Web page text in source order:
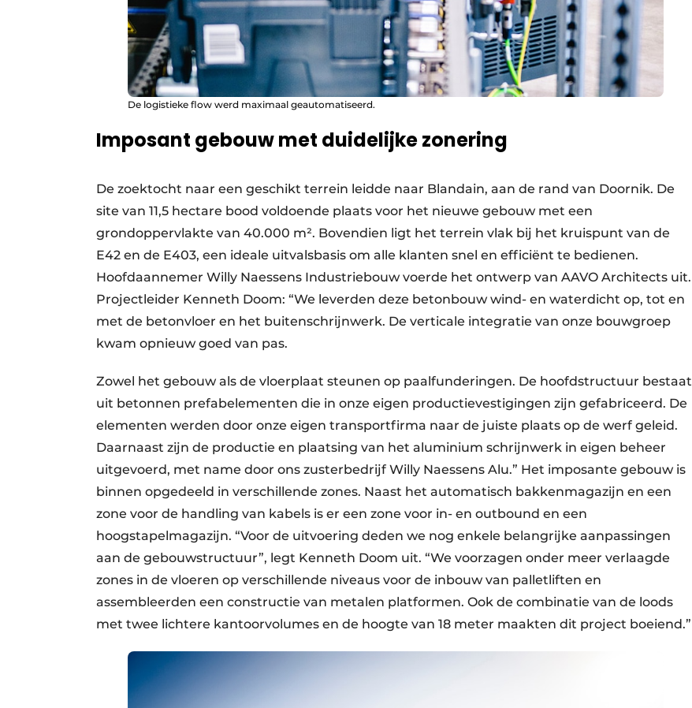
De logistieke flow werd maximaal geautomatiseerd.
Imposant gebouw met duidelijke zonering
De zoektocht naar een geschikt terrein leidde naar Blandain, aan de rand van Doornik. De
site van 11,5 hectare bood voldoende plaats voor het nieuwe gebouw met een
grondoppervlakte van 40.000 m². Bovendien ligt het terrein vlak bij het kruispunt van de
E42 en de E403, een ideale uitvalsbasis om alle klanten snel en efficiënt te bedienen.
Hoofdaannemer Willy Naessens Industriebouw voerde het ontwerp van AAVO Architects uit.
Projectleider Kenneth Doom: “We leverden deze betonbouw wind- en waterdicht op, tot en
met de betonvloer en het buitenschrijnwerk. De verticale integratie van onze bouwgroep
kwam opnieuw goed van pas.
Zowel het gebouw als de vloerplaat steunen op paalfunderingen. De hoofdstructuur bestaat
uit betonnen prefabelementen die in onze eigen productievestigingen zijn gefabriceerd. De
elementen werden door onze eigen transportfirma naar de juiste plaats op de werf geleid.
Daarnaast zijn de productie en plaatsing van het aluminium schrijnwerk in eigen beheer
uitgevoerd, met name door ons zusterbedrijf Willy Naessens Alu.” Het imposante gebouw is
binnen opgedeeld in verschillende zones. Naast het automatisch bakkenmagazijn en een
zone voor de handling van kabels is er een zone voor in- en outbound en een
hoogstapelmagazijn. “Voor de uitvoering deden we nog enkele belangrijke aanpassingen
aan de gebouwstructuur”, legt Kenneth Doom uit. “We voorzagen onder meer verlaagde
zones in de vloeren op verschillende niveaus voor de inbouw van palletliften en
assembleerden een constructie van metalen platformen. Ook de combinatie van de loods
met twee lichtere kantoorvolumes en de hoogte van 18 meter maakten dit project boeiend.”